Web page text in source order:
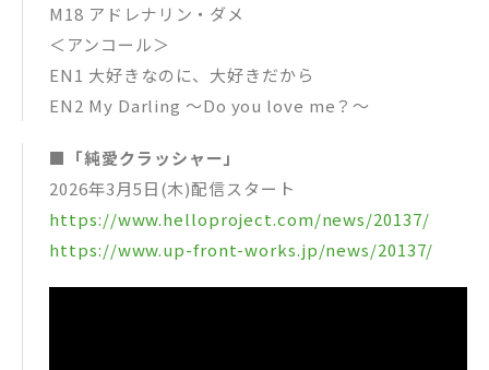
M18 アドレナリン・ダメ
＜アンコール＞
EN1 大好きなのに、大好きだから
EN2 My Darling ～Do you love me？～
■「純愛クラッシャー」
2026年3月5日(木)配信スタート
https://www.helloproject.com/news/20137/
https://www.up-front-works.jp/news/20137/